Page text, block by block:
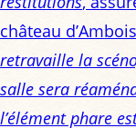
château
retravaille la
salle sera
l’élément phare